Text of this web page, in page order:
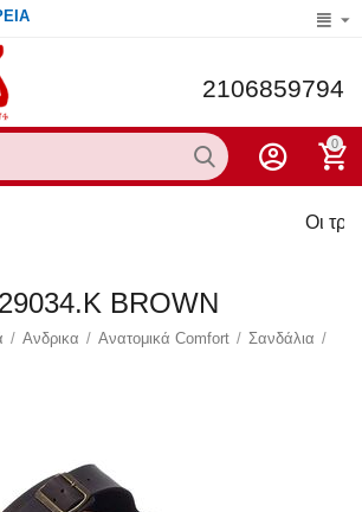
2106859794
0
Οι
BROWN
/ Ανδρικα / Ανατομικά Comfort / Σανδάλια /